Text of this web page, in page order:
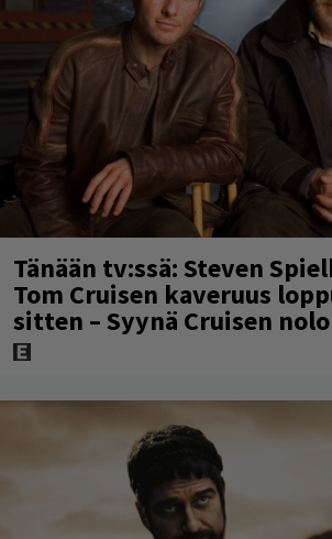
Tänään tv:ssä: Steven
Tom Cruisen kaveruus
sitten – Syynä Cruisen